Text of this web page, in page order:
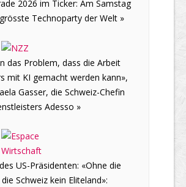
2026 im Ticker: Am Samstag
Technoparty der Welt »
das Problem, dass die Arbeit
mit KI gemacht werden kann»,
Gasser, die Schweiz-Chefin
Adesso »
US-Präsidenten: «Ohne die
Schweiz kein Eliteland»: